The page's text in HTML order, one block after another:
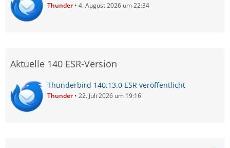
Thunder 4. August 2026 um 22:34
Aktuelle 140 ESR-Version
Thunderbird 140.13.0 ESR veröffentlicht
Thunder 22. Juli 2026 um 19:16